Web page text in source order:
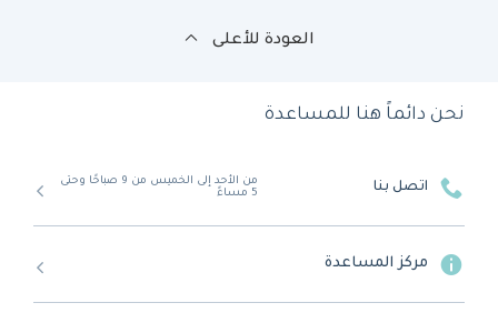
العودة للأعلى
نحن دائماً هنا للمساعدة
اتصل بنا
من الأحد إلى الخميس من 9 صباحًا وحتى
5 مساءً
مركز المساعدة